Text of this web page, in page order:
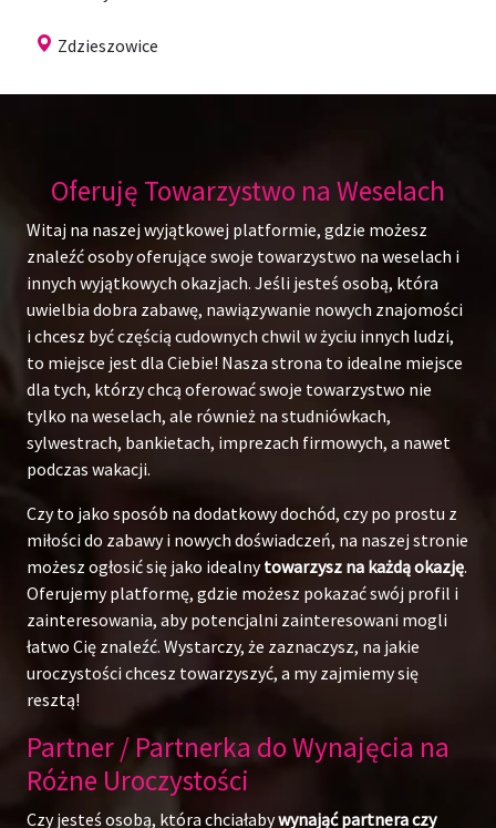
Zdzieszowice
Oferuję Towarzystwo na Weselach
Witaj na naszej wyjątkowej platformie, gdzie możesz
znaleźć osoby oferujące swoje towarzystwo na weselach i
innych wyjątkowych okazjach. Jeśli jesteś osobą, która
uwielbia dobra zabawę, nawiązywanie nowych znajomości
i chcesz być częścią cudownych chwil w życiu innych ludzi,
to miejsce jest dla Ciebie! Nasza strona to idealne miejsce
dla tych, którzy chcą oferować swoje towarzystwo nie
tylko na weselach, ale również na studniówkach,
sylwestrach, bankietach, imprezach firmowych, a nawet
podczas wakacji.
Czy to jako sposób na dodatkowy dochód, czy po prostu z
miłości do zabawy i nowych doświadczeń, na naszej stronie
możesz ogłosić się jako idealnytowarzysz na każdą okazję.
Oferujemy platformę, gdzie możesz pokazać swój profil i
zainteresowania, aby potencjalni zainteresowani mogli
łatwo Cię znaleźć. Wystarczy, że zaznaczysz, na jakie
uroczystości chcesz towarzyszyć, a my zajmiemy się
resztą!
Partner / Partnerka do Wynajęcia na
Różne Uroczystości
Czy jesteś osobą, która chciałabywynająć partnera czy